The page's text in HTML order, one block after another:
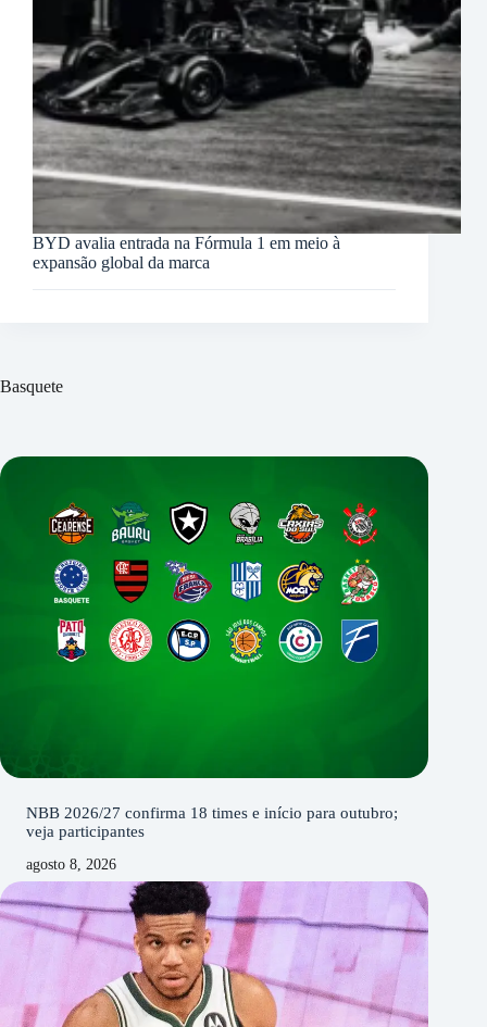
BYD avalia entrada na Fórmula 1 em meio à
expansão global da marca
Basquete
NBB 2026/27 confirma 18 times e início para outubro;
veja participantes
agosto 8, 2026